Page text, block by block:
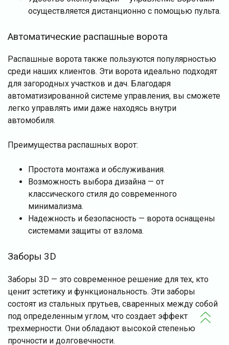
осуществляется дистанционно с помощью пульта.
Автоматические распашные ворота
Распашные ворота также пользуются популярностью
среди наших клиентов. Эти ворота идеально подходят
для загородных участков и дач. Благодаря
автоматизированной системе управления, вы сможете
легко управлять ими даже находясь внутри
автомобиля.
Преимущества распашных ворот:
Простота монтажа и обслуживания.
Возможность выбора дизайна — от
классического стиля до современного
минимализма.
Надежность и безопасность — ворота оснащены
системами защиты от взлома.
Заборы 3D
Заборы 3D — это современное решение для тех, кто
ценит эстетику и функциональность. Эти заборы
состоят из стальных прутьев, сваренных между собой
под определенным углом, что создает эффект
трехмерности. Они обладают высокой степенью
прочности и долговечности.